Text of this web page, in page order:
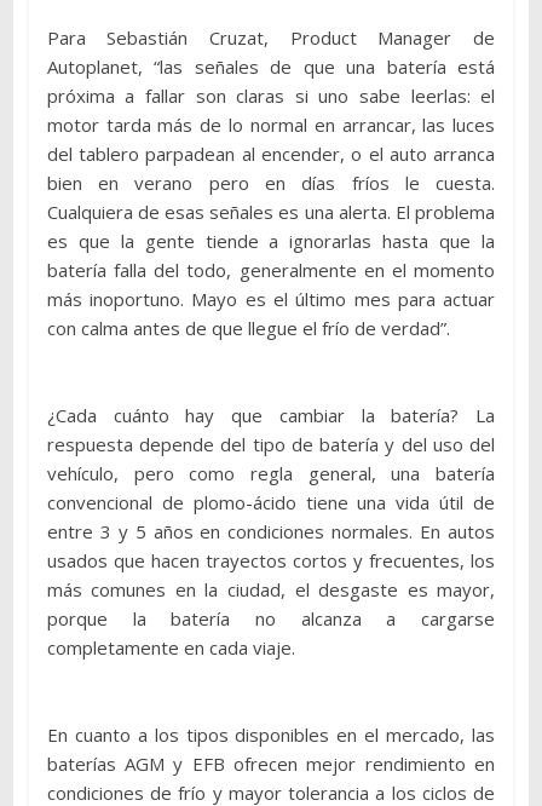
Para Sebastián Cruzat, Product Manager de
Autoplanet, “las señales de que una batería está
próxima a fallar son claras si uno sabe leerlas: el
motor tarda más de lo normal en arrancar, las luces
del tablero parpadean al encender, o el auto arranca
bien en verano pero en días fríos le cuesta.
Cualquiera de esas señales es una alerta. El problema
es que la gente tiende a ignorarlas hasta que la
batería falla del todo, generalmente en el momento
más inoportuno. Mayo es el último mes para actuar
con calma antes de que llegue el frío de verdad”.
¿Cada cuánto hay que cambiar la batería? La
respuesta depende del tipo de batería y del uso del
vehículo, pero como regla general, una batería
convencional de plomo-ácido tiene una vida útil de
entre 3 y 5 años en condiciones normales. En autos
usados que hacen trayectos cortos y frecuentes, los
más comunes en la ciudad, el desgaste es mayor,
porque la batería no alcanza a cargarse
completamente en cada viaje.
En cuanto a los tipos disponibles en el mercado, las
baterías AGM y EFB ofrecen mejor rendimiento en
condiciones de frío y mayor tolerancia a los ciclos de